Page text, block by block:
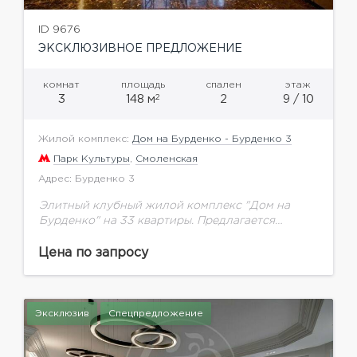
ID 9676
ЭКСКЛЮЗИВНОЕ ПРЕДЛОЖЕНИЕ
комнат
3
площадь
148 м2
спален
2
этаж
9 / 10
Жилой комплекс: Дом на Бурденко - Бурденко 3
Парк Культуры, Смоленская
Адрес: Бурденко 3
Элитный клубный жилой комплекс "Дом на
Бурденко" на 33 квартиры. Предлагается
с видами на сити и набережную.Квартира
Цена по запросу
Эксклюзив Спецпредложение